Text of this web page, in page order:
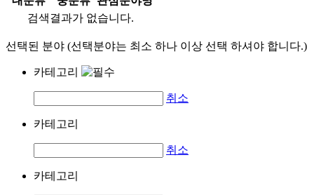
검색결과가 없습니다.
선택된 분야 (선택분야는 최소 하나 이상 선택 하셔야 합니다.)
카테고리
취소
카테고리
취소
카테고리